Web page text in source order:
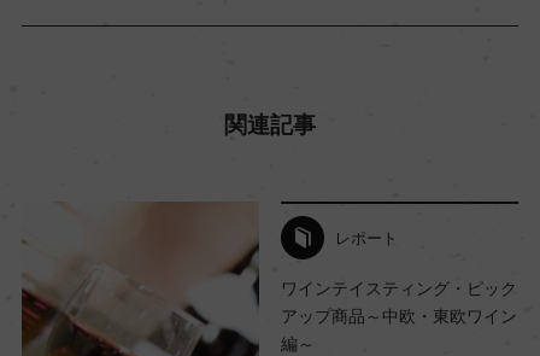
関連記事
レポート
ワインテイスティング・ピック
アップ商品～中欧・東欧ワイン
編～